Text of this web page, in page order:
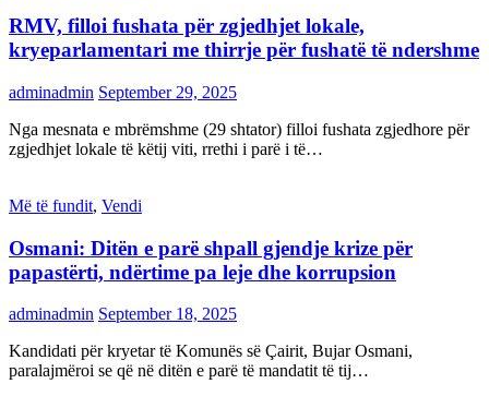
RMV, filloi fushata për zgjedhjet lokale,
kryeparlamentari me thirrje për fushatë të ndershme
adminadmin September 29, 2025
Nga mesnata e mbrëmshme (29 shtator) filloi fushata zgjedhore për
zgjedhjet lokale të këtij viti, rrethi i parë i të…
Më të fundit, Vendi
Osmani: Ditën e parë shpall gjendje krize për
papastërti, ndërtime pa leje dhe korrupsion
adminadmin September 18, 2025
Kandidati për kryetar të Komunës së Çairit, Bujar Osmani,
paralajmëroi se që në ditën e parë të mandatit të tij…